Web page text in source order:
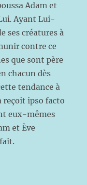
Adam et
Ayant Lui-
ses créatures à
contre ce
que sont père
chacun dès
tendance à
reçoit ipso facto
eux-mêmes
et Ève